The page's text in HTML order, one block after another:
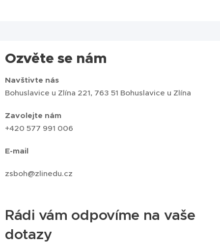
Ozvěte se nám
Navštivte nás
Bohuslavice u Zlína 221, 763 51 Bohuslavice u Zlína
Zavolejte nám
+420 577 991 006
E-mail
zsboh@zlinedu.cz
Rádi vám odpovíme na vaše
dotazy